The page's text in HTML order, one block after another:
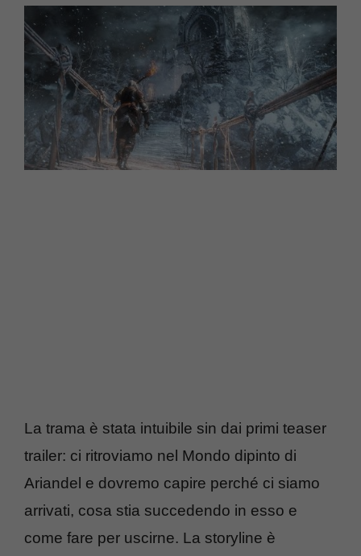
La trama è stata intuibile sin dai primi teaser
trailer: ci ritroviamo nel Mondo dipinto di
Ariandel e dovremo capire perché ci siamo
arrivati, cosa stia succedendo in esso e
come fare per uscirne. La storyline è